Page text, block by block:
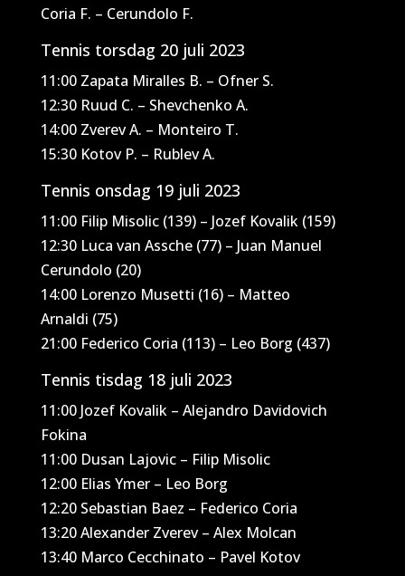
Coria F. – Cerundolo F.
Tennis torsdag 20 juli 2023
11:00 Zapata Miralles B. – Ofner S.
12:30 Ruud C. – Shevchenko A.
14:00 Zverev A. – Monteiro T.
15:30 Kotov P. – Rublev A.
Tennis onsdag 19 juli 2023
11:00 Filip Misolic (139) – Jozef Kovalik (159)
12:30 Luca van Assche (77) – Juan Manuel
Cerundolo (20)
14:00 Lorenzo Musetti (16) – Matteo
Arnaldi (75)
21:00 Federico Coria (113) – Leo Borg (437)
Tennis tisdag 18 juli 2023
11:00 Jozef Kovalik – Alejandro Davidovich
Fokina
11:00 Dusan Lajovic – Filip Misolic
12:00 Elias Ymer – Leo Borg
12:20 Sebastian Baez – Federico Coria
13:20 Alexander Zverev – Alex Molcan
13:40 Marco Cecchinato – Pavel Kotov